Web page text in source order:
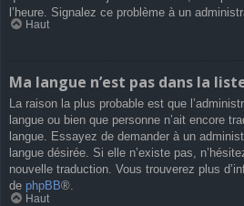
l’heure. Signalez ce problème à un
Haut
Ma langue n’est pas dans la
La raison la plus probable est que
langue ou bien que personne n’ait encore
langue. Essayez de demander à un
langue désirée. Si elle n’existe pas,
nouvelle traduction. Vous trouverez plus
de phpBB®.
Haut